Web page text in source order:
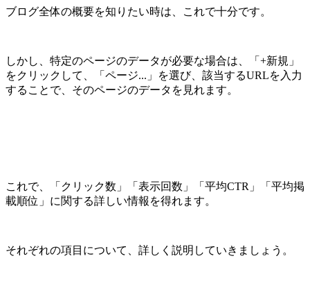
ブログ全体の概要を知りたい時は、これで十分です。
しかし、特定のページのデータが必要な場合は、「+新規」
をクリックして、「ページ...」を選び、該当するURLを入力
することで、そのページのデータを見れます。
これで、「クリック数」「表示回数」「平均CTR」「平均掲
載順位」に関する詳しい情報を得れます。
それぞれの項目について、詳しく説明していきましょう。